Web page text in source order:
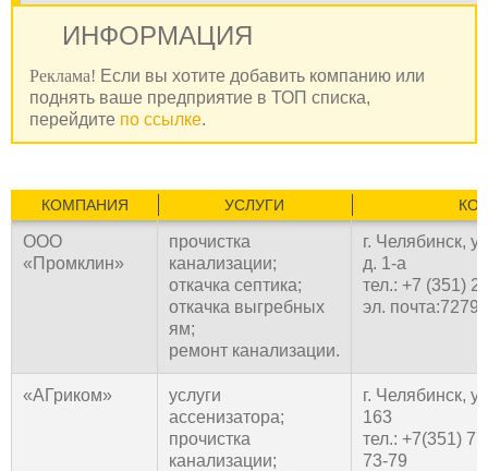
ИНФОРМАЦИЯ
Реклама! Если вы хотите добавить компанию или
поднять ваше предприятие в ТОП списка,
перейдите по ссылке.
КОМПАНИЯ УСЛУГИ
ООО
«Промклин»
прочистка
канализации;
откачка септика;
откачка выгребных
ям;
ремонт канализации.
г. Челябинск,
д. 1-а
тел.: +7 (351)
эл.
«АГриком»
услуги
ассенизатора;
прочистка
канализации;
г. Челябинск,
163
тел.: +7(351)
73-79